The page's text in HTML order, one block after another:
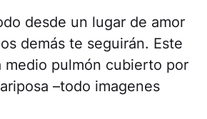
desde un lugar de amor
demás te seguirán. Este
medio pulmón cubierto por
–todo imagenes